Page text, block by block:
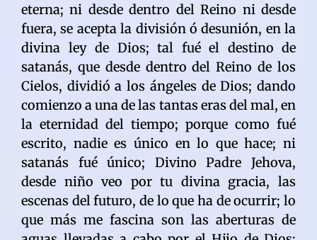
eterna; ni desde dentro del Reino ni desde
fuera, se acepta la división ó desunión, en la
divina ley de Dios; tal fué el destino de
satanás, que desde dentro del Reino de los
Cielos, dividió a los ángeles de Dios; dando
comienzo a una de las tantas eras del mal, en
la eternidad del tiempo; porque como fué
escrito, nadie es único en lo que hace; ni
satanás fué único; Divino Padre Jehova,
desde niño veo por tu divina gracia, las
escenas del futuro, de lo que ha de ocurrir; lo
que más me fascina son las aberturas de